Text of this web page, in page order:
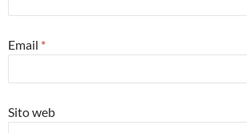
Email *
Sito web